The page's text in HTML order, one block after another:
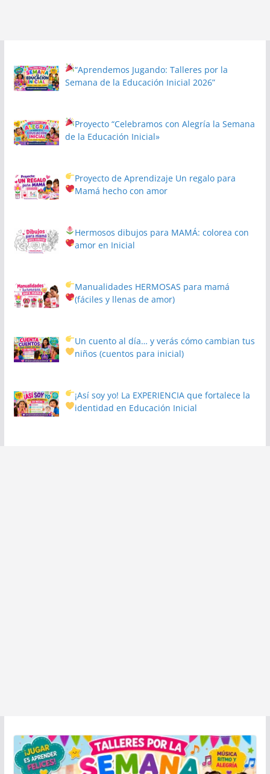
“Aprendemos Jugando: Talleres por la
Semana de la Educación Inicial 2026”
Proyecto“Celebramos con Alegría la Semana
de la Educación Inicial»
Proyecto de Aprendizaje Un regalo para
Mamá hecho con amor
Hermosos dibujos para MAMÁ: colorea con
amor en Inicial
Manualidades HERMOSAS para mamá
(fáciles y llenas de amor)
Un cuento al día… y verás cómo cambian tus
niños(cuentos para inicial)
¡Así soy yo! La EXPERIENCIA que fortalece la
identidad en Educación Inicial